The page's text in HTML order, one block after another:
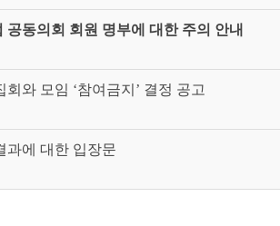
공동의회 회원 명부에 대한 주의 안내
와 모임 ‘참여금지’ 결정 공고
과에 대한 입장문